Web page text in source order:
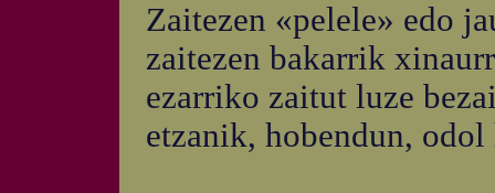
Zaitezen «pelele» edo
zaitezen bakarrik
ezarriko zaitut luze
etzanik, hobendun, odol